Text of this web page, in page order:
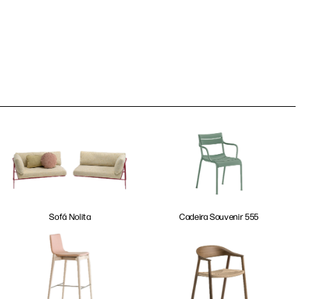
Sofá Nolita Cadeira Souvenir 555